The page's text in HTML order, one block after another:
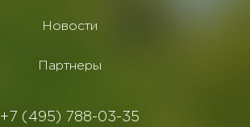
Новости
Партнеры
+7 (495) 788-03-35